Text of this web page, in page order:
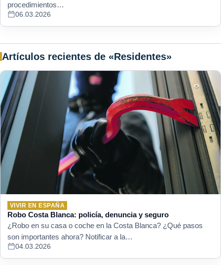
procedimientos…
06.03.2026
Artículos recientes de «Residentes»
VIVIR EN ESPAÑA
Robo Costa Blanca: policía, denuncia y seguro
¿Robo en su casa o coche en la Costa Blanca? ¿Qué pasos
son importantes ahora? Notificar a la…
04.03.2026